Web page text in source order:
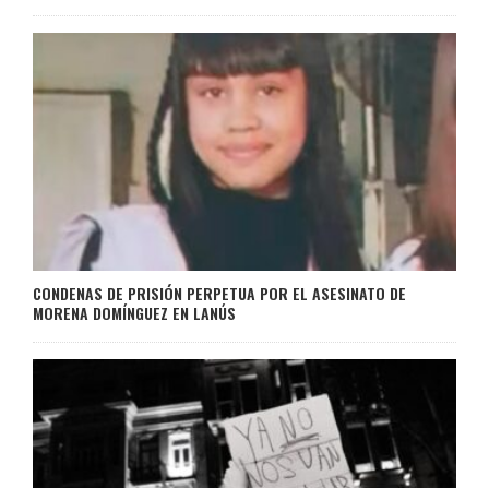
CONDENAS DE PRISIÓN PERPETUA POR EL ASESINATO DE
MORENA DOMÍNGUEZ EN LANÚS